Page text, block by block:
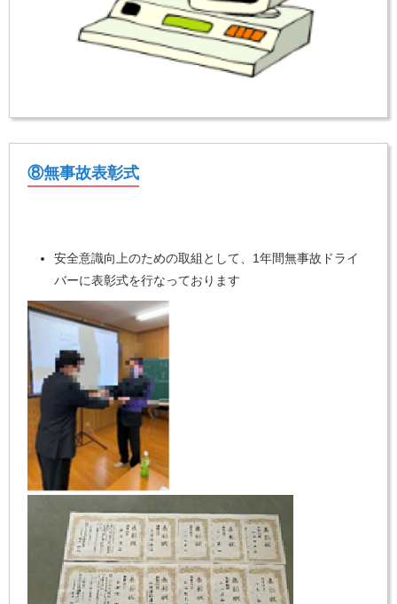
⑧無事故表彰式
安全意識向上のための取組として、1年間無事故ドライ
バーに表彰式を行なっております